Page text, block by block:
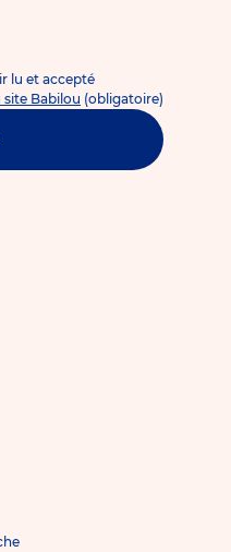
lu et accepté
Babilou (obligatoire)